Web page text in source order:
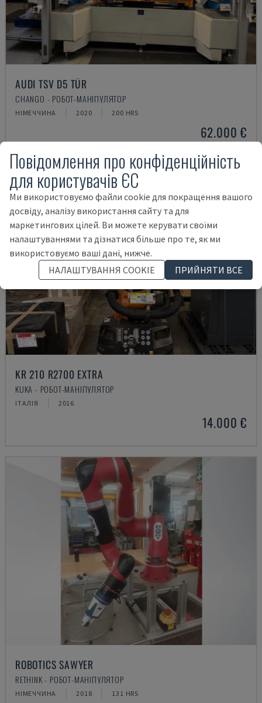
AUDI TSV D5 TÜR
CHANGO - РОБОТ-МАНІПУЛЯТОР
НІМЕЧЧИНА 2020 200 HRS
62.000 €
KR 210 R2700 EXTRA
KUKA - РОБОТ-МАНІПУЛЯТОР
ІТАЛІЯ 2016
14.000 €
ROBOTICS SAWYER
RETHINK - РОБОТ-МАНІПУЛЯТОР
НІМЕЧЧИНА 2018 131 HRS
Повідомлення про конфіденційність
для користувачів ЄС
Ми використовуємо файли cookie для покращення вашого
досвіду, аналізу використання сайту та для
маркетингових цілей. Ви можете керувати своїми
налаштуваннями та дізнатися більше про те, як ми
використовуємо ваші дані, нижче.
НАЛАШТУВАННЯ COOKIE
ПРИЙНЯТИ ВСЕ